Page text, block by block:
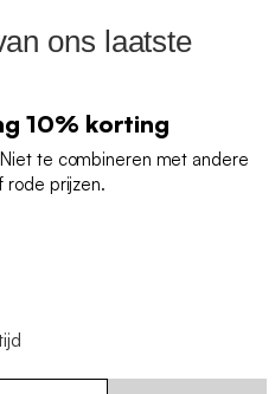
ons laatste
10% korting
te combineren met andere
rode prijzen.